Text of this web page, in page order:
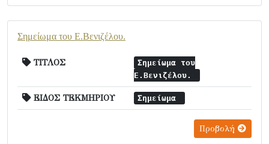
Σημείωμα του Ε.Βενιζέλου.
ΤΙΤΛΟΣ
Σημείωμα του
Ε.Βενιζέλου.
ΕΙΔΟΣ ΤΕΚΜΗΡΙΟΥ Σημείωμα
Προβολή